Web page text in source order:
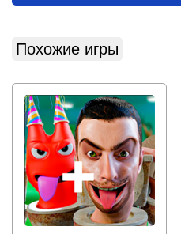
Похожие игры